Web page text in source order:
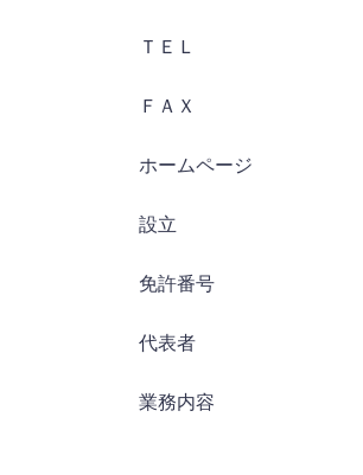
ＴＥＬ
ＦＡＸ
ホームページ
設立
免許番号
代表者
業務内容